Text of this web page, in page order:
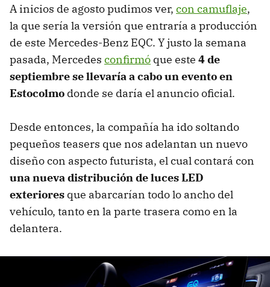
A inicios de agosto pudimos ver, con camuflaje,
la que sería la versión que entraría a producción
de este Mercedes-Benz EQC. Y justo la semana
pasada, Mercedes confirmó que este 4 de
septiembre se llevaría a cabo un evento en
Estocolmo donde se daría el anuncio oficial.
Desde entonces, la compañía ha ido soltando
pequeños teasers que nos adelantan un nuevo
diseño con aspecto futurista, el cual contará con
una nueva distribución de luces LED
exteriores que abarcarían todo lo ancho del
vehículo, tanto en la parte trasera como en la
delantera.